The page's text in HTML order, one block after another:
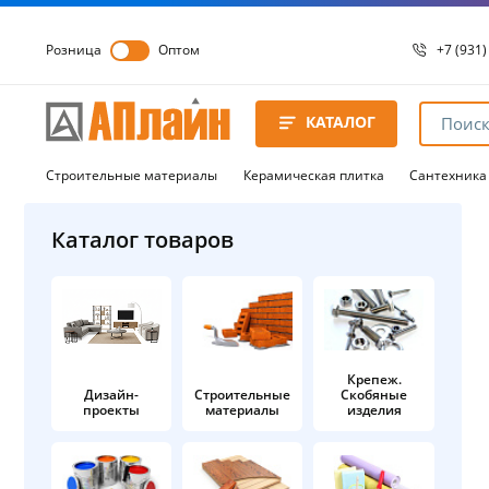
Розница Оптом +7
8 8172
8 8172
КАТАЛОГ
Строительные материалы Керамическая плитка Сантехника
Каталог товаров
Дизайн-
проекты
Строительные
материалы
Крепеж.
Скобяные
изделия